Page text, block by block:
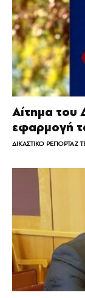
Αίτημα του
εφαρμογή
ΔΙΚΑΣΤΙΚΟ ΡΕΠΟΡΤΑΖ